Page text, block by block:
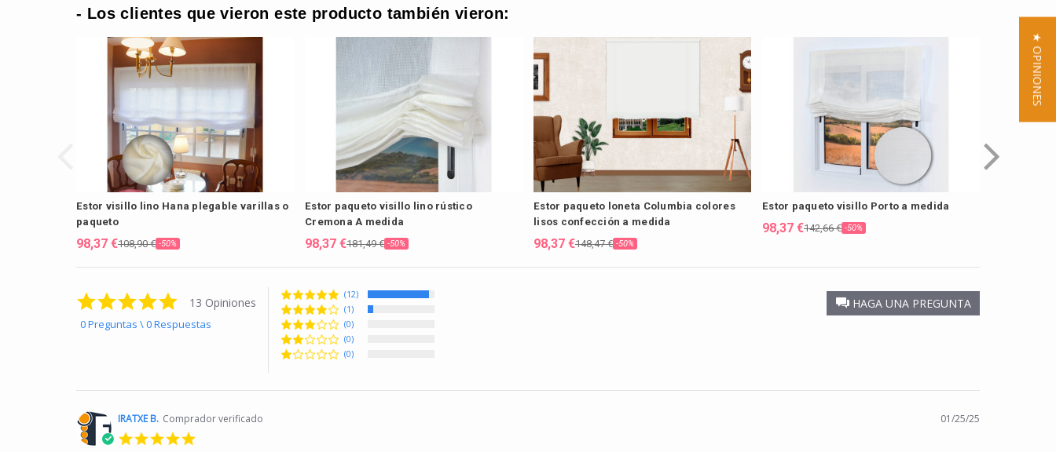
- Los clientes que vieron este producto también vieron:
Estor visillo lino Hana plegable varillas o
paqueto
98,37 €108,90 € -50%
Estor paqueto visillo lino rústico
Cremona A medida
98,37 €181,49 € -50%
Estor paqueto loneta Columbia colores
lisos confección a medida
98,37 €148,47 € -50%
Estor paqueto visillo Porto a medida
98,37 €142,66 € -50%
4.9 star rating
13 Opiniones
0 Preguntas \ 0 Respuestas
(12)
(1)
(0)
(0)
(0)
HAGA UNA PREGUNTA
IRATXE B. Comprador verificado 01/25/25
★ OPINIONES